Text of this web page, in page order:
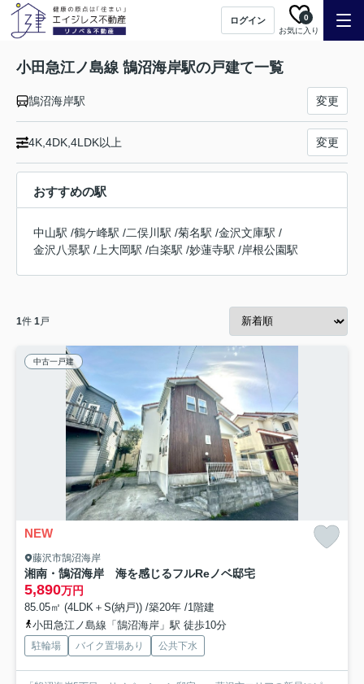
ログイン
お気に入り
0
小田急江ノ島線 鵠沼海岸駅の戸建て一覧
鵠沼海岸駅 変更
4K,4DK,4LDK以上 変更
おすすめの駅
中山駅 /鶴ケ峰駅 /二俣川駅 /菊名駅 /金沢文庫駅 /
金沢八景駅 / 上大岡駅 /白楽駅 /妙蓮寺駅 /岸根公園駅
1件 1戸
中古一戸建
NEW
藤沢市鵠沼海岸
湘南・鵠沼海岸 海を感じるフルReノベ邸宅
5,890万円
85.05㎡ (4LDK＋S(納戸)) /築20年 /1階建
小田急江ノ島線「鵠沼海岸」駅 徒歩10分
駐輪場 バイク置場あり 公共下水